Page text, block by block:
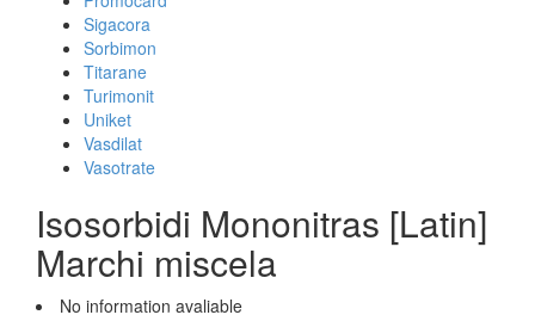
Sigacora
Sorbimon
Titarane
Turimonit
Uniket
Vasdilat
Vasotrate
Isosorbidi Mononitras [Latin]
Marchi miscela
No information avaliable